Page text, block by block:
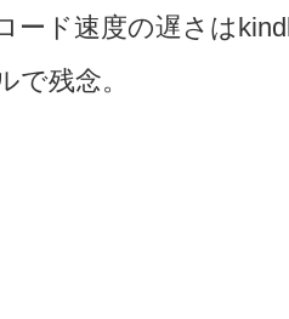
ード速度の遅さは
で残念。